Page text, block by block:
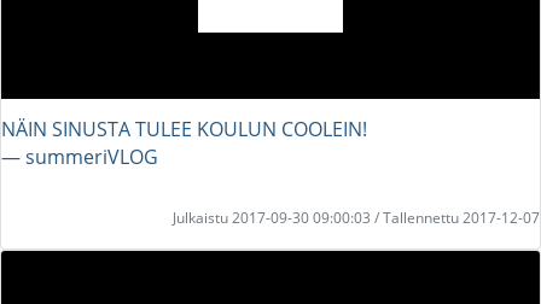
NÄIN SINUSTA TULEE KOULUN COOLEIN!
― summeriVLOG
Julkaistu 2017-09-30 09:00:03 / Tallennettu 2017-12-07